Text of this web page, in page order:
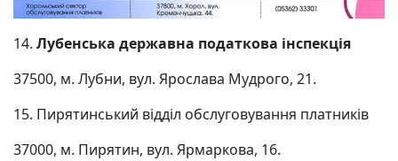
14. Лубенська державна податкова інспекція
37500, м. Лубни, вул. Ярослава Мудрого, 21.
15. Пирятинський відділ обслуговування платників
37000, м. Пирятин, вул. Ярмаркова, 16.